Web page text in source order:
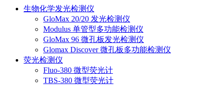
生物化学发光检测仪
GloMax 20/20 发光检测仪
Modulus 单管型多功能检测仪
GloMax 96 微孔板发光检测仪
Glomax Discover 微孔板多功能检测仪
荧光检测仪
Fluo-380 微型荧光计
TBS-380 微型荧光计